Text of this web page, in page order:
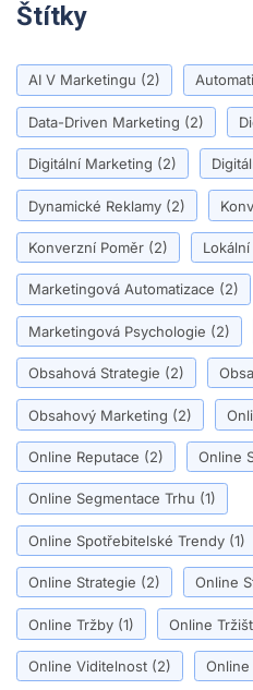
Štítky
AI V Marketingu (2)
Data-Driven Marketing (2)
Digitální Marketing (2)
Dynamické Reklamy (2)
Konverzní Poměr (2) Lokální
Marketingová Automatizace (2)
Marketingová Psychologie (2)
Obsahová Strategie (2)
Obsahový Marketing (2)
Online Reputace (2) Online
Online Segmentace Trhu (1)
Online Spotřebitelské Trendy (1)
Online Strategie (2) Online
Online Tržby (1) Online
Online Viditelnost (2) Online